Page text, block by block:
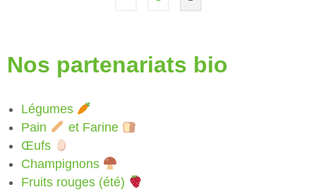
Nos partenariats bio
Légumes
Pain
et Farine
Œufs
Champignons
Fruits rouges (été)